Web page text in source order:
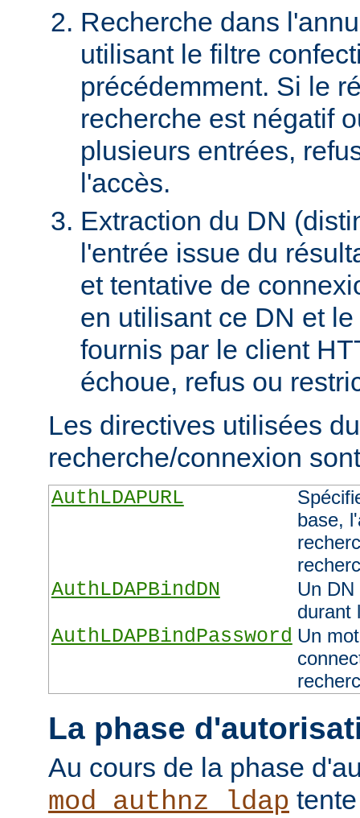
Recherche dans
utilisant le filtre
précédemment. Si le
recherche est négatif
plusieurs entrées,
l'accès.
Extraction du DN
l'entrée issue du
et tentative de
en utilisant ce DN et
fournis par le client
échoue, refus ou
Les directives utilisées
recherche/connexion
AuthLDAPURL
base,
AuthLDAPBindDN
Un
durant
AuthLDAPBindPassword Un
La phase
Au cours de la phase
mod_authnz_ldap